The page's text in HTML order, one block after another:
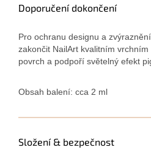
Doporučení dokončení
Pro ochranu designu a
zakončit NailArt kvalitním
povrch a podpoří světelný efekt
Obsah balení: cca 2 ml
Složení & bezpečnost